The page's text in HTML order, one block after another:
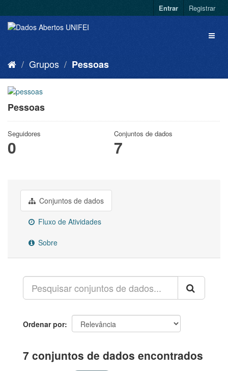
Entrar Registrar
Grupos Pessoas
Pessoas
Seguidores
0
Conjuntos de dados
7
Conjuntos de dados
Fluxo de Atividades
Sobre
Ordenar por
7 conjuntos de dados encontrados